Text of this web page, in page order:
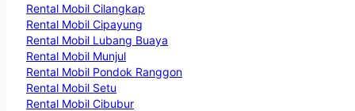
Rental Mobil Cilangkap
Rental Mobil Cipayung
Rental Mobil Lubang Buaya
Rental Mobil Munjul
Rental Mobil Pondok Ranggon
Rental Mobil Setu
Rental Mobil Cibubur